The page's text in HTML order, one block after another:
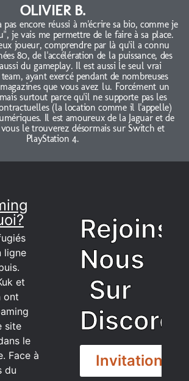
OLIVIER B.
encore réussi à m'écrire sa bio, comme je
je vais me permettre de le faire à sa place.
joueur, comprendre par là qu'il a connu
80, de l'accélération de la puissance, des
du gameplay. Il est aussi le seul vrai
ayant exercé pendant de nombreuses
que vous avez lu. Forcément un
surtout parce qu'il ne supporte pas les
(la location comme il l'appelle)
Il est amoureux de la Jaguar et de
le trouverez désormais sur Switch et
PlayStation 4.
ligne
et
ont
site
le
Face à
du
Rejoins
Nous
Sur
Discord
Invitation